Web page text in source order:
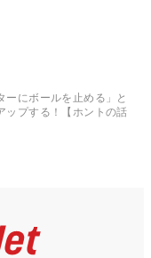
ーにボールを止める」と
ップする！【ホントの話